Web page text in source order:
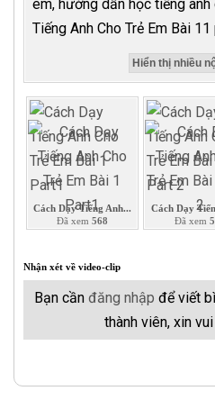
em, hướng dẫn học tiếng
Tiếng Anh Cho Trẻ Em Bài
Hiển thị nhiều
Cách Dạy Tiếng Anh...
Đã xem 568
Cách Dạy
Đã xem
Nhận xét về video-clip
Bạn cần đăng nhập để viết
thành viên, xin